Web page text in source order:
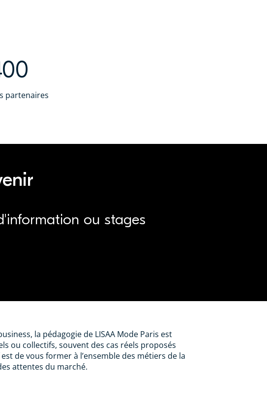
partenaires
ou stages
la pédagogie de LISAA Mode Paris est
ou collectifs, souvent des cas réels proposés
de vous former à l’ensemble des métiers de la
attentes du marché.